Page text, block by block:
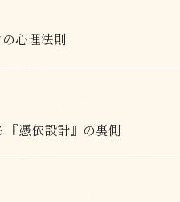
心理法則
憑依設計』の裏側